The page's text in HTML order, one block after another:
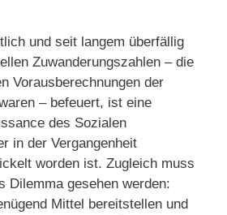
und seit langem überfällig
Zuwanderungszahlen – die
Vorausberechnungen der
– befeuert, ist eine
des Sozialen
in der Vergangenheit
worden ist. Zugleich muss
Dilemma gesehen werden:
Mittel bereitstellen und